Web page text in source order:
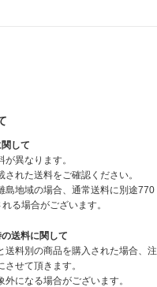
関して
異なります。
された送料をご確認ください。
島地域の場合、通常送料に別途770
る場合がございます。
の送料に関して
送料別の商品を購入された場合、注
せて頂きます。
になる場合がございます。